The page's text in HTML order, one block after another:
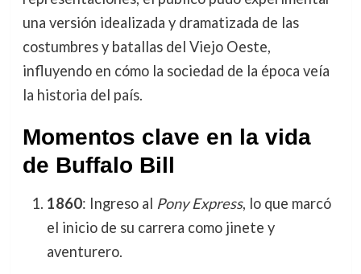
una versión idealizada y dramatizada de las
costumbres y batallas del Viejo Oeste,
influyendo en cómo la sociedad de la época veía
la historia del país.
Momentos clave en la vida
de Buffalo Bill
1860: Ingreso al Pony Express, lo que marcó
el inicio de su carrera como jinete y
aventurero.